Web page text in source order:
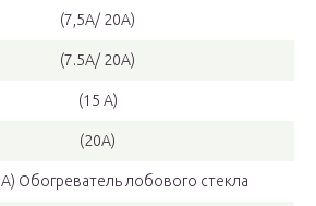
(7,5А/ 20А)
(7.5А/ 20А)
(15 А)
(20А)
Обогреватель лобового стекла